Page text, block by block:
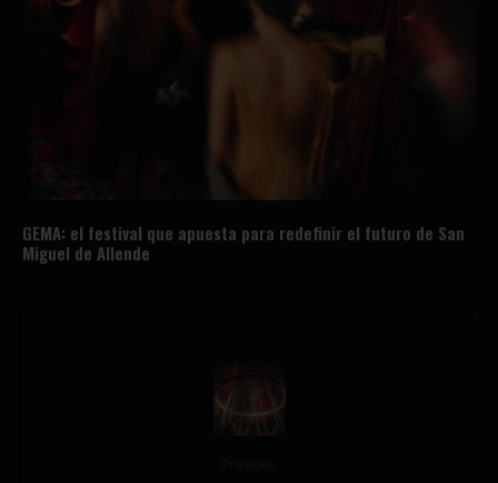
GEMA: el festival que apuesta para redefinir el futuro de San
Miguel de Allende